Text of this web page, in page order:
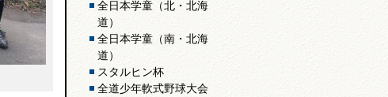
全日本学童（北・北海
道）
全日本学童（南・北海
道）
スタルヒン杯
全道少年軟式野球大会